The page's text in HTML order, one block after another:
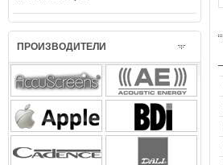
ПРОИЗВОДИТЕЛИ